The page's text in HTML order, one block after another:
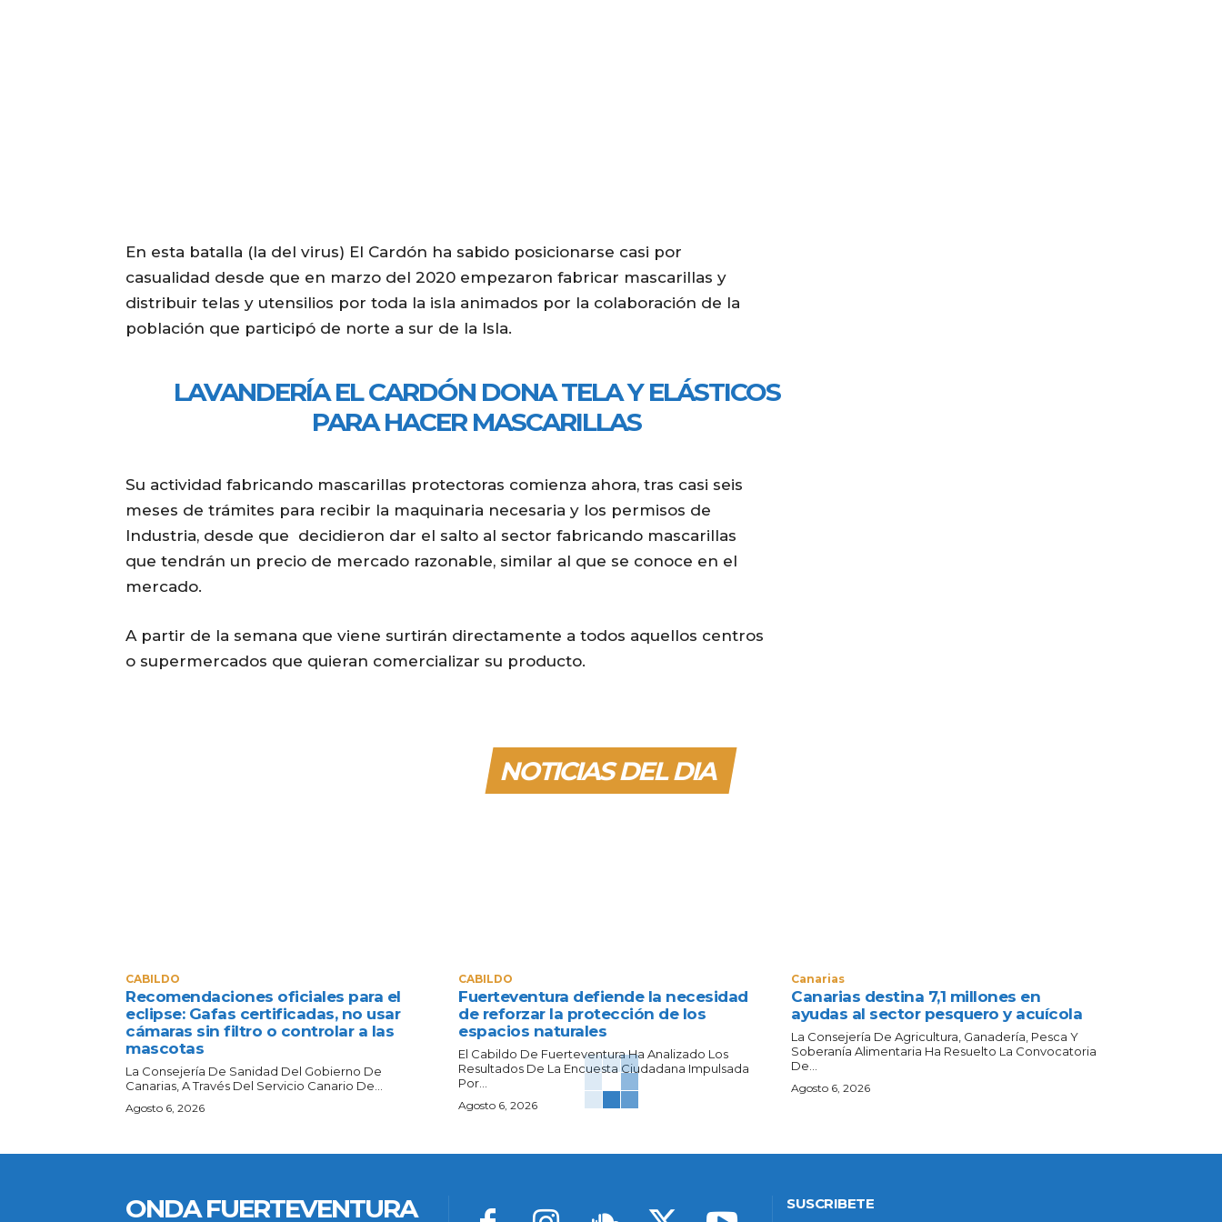
En esta batalla (la del virus) El Cardón ha sabido posicionarse casi por
casualidad desde que en marzo del 2020 empezaron fabricar mascarillas y
distribuir telas y utensilios por toda la isla animados por la colaboración de la
población que participó de norte a sur de la Isla.
LAVANDERÍA EL CARDÓN DONA TELA Y ELÁSTICOS
PARA HACER MASCARILLAS
Su actividad fabricando mascarillas protectoras comienza ahora, tras casi seis
meses de trámites para recibir la maquinaria necesaria y los permisos de
Industria, desde que decidieron dar el salto al sector fabricando mascarillas
que tendrán un precio de mercado razonable, similar al que se conoce en el
mercado.
A partir de la semana que viene surtirán directamente a todos aquellos centros
o supermercados que quieran comercializar su producto.
NOTICIAS DEL DIA
CABILDO
Recomendaciones oficiales para el
eclipse: Gafas certificadas, no usar
cámaras sin filtro o controlar a las
mascotas
La Consejería De Sanidad Del Gobierno De
Canarias, A Través Del Servicio Canario De...
Agosto 6, 2026
CABILDO
Fuerteventura defiende la necesidad
de reforzar la protección de los
espacios naturales
El Cabildo De Fuerteventura Ha Analizado Los
Resultados De La Encuesta Ciudadana Impulsada
Por...
Agosto 6, 2026
Canarias
Canarias destina 7,1 millones en
ayudas al sector pesquero y acuícola
La Consejería De Agricultura, Ganadería, Pesca Y
Soberanía Alimentaria Ha Resuelto La Convocatoria
De...
Agosto 6, 2026
ONDA FUERTEVENTURA SUSCRIBETE